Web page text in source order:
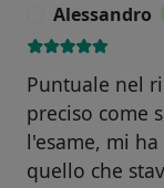
Alessandro
Puntuale nel
preciso come
l'esame, mi
quello che